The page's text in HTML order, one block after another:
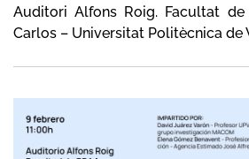
Auditori Alfons Roig. Facultat
Carlos – Universitat Politècnica de